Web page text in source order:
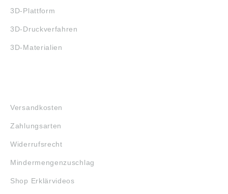
3D-Plattform
3D-Druckverfahren
3D-Materialien
Versandkosten
Zahlungsarten
Widerrufsrecht
Mindermengenzuschlag
Shop Erklärvideos